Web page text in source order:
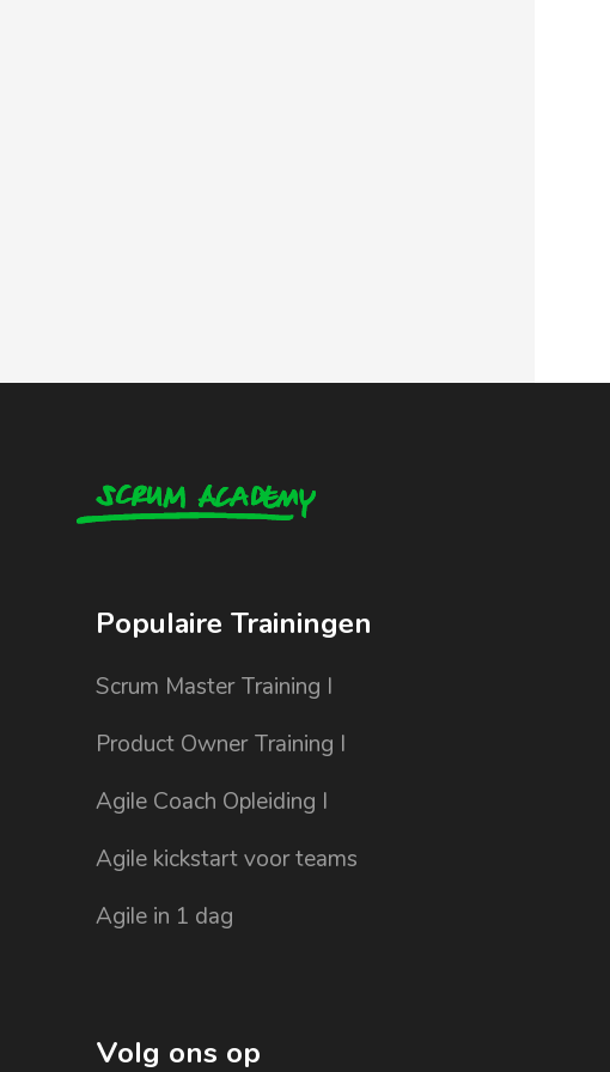
Populaire Trainingen
Scrum Master Training I
Product Owner Training I
Agile Coach Opleiding I
Agile kickstart voor teams
Agile in 1 dag
Volg ons op